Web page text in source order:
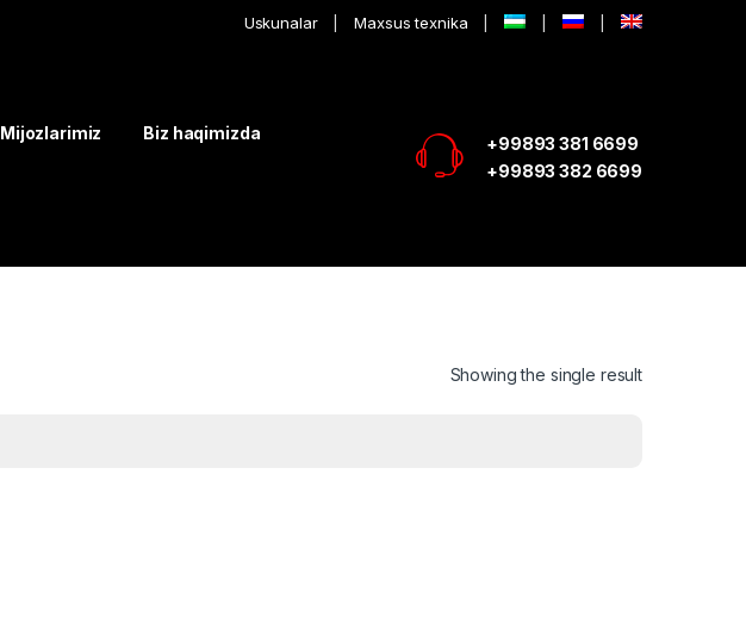
Uskunalar Maxsus texnika
Mijozlarimiz Biz haqimizda
+99893 381 6699
+99893 382 6699
Showing the single result